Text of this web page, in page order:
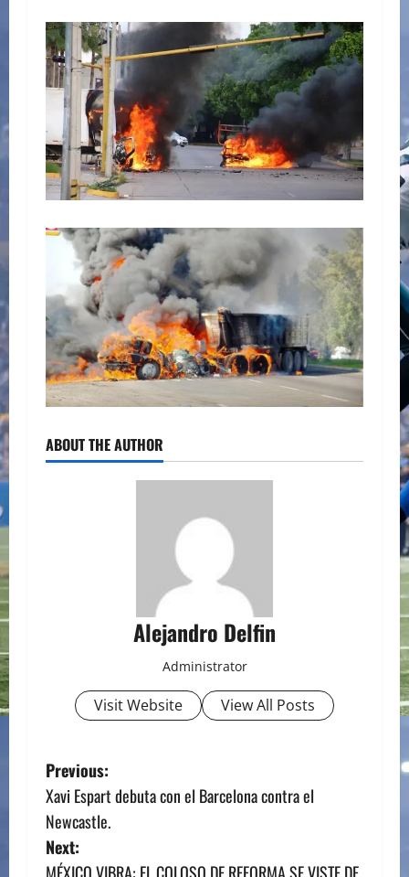
ABOUT THE AUTHOR
Alejandro Delfin
Administrator
Visit Website View All Posts
P
o
s
Previous:
Xavi Espart debuta con el Barcelona contra el
Newcastle.
Next: